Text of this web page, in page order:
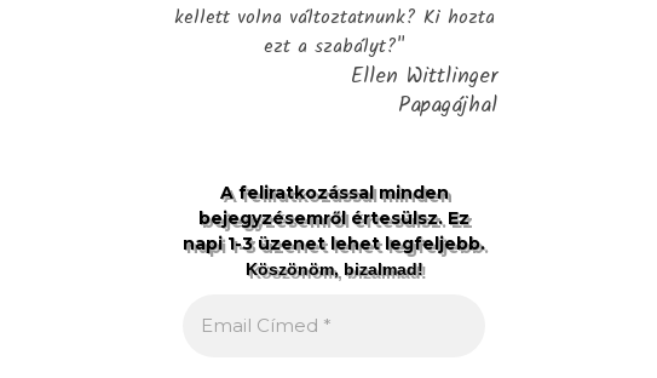
kellett volna változtatnunk? Ki hozta
ezt a szabályt?"
Ellen Wittlinger
Papagájhal
A feliratkozással minden
bejegyzésemről értesülsz. Ez
napi 1-3 üzenet lehet legfeljebb.
Köszönöm, bizalmad!